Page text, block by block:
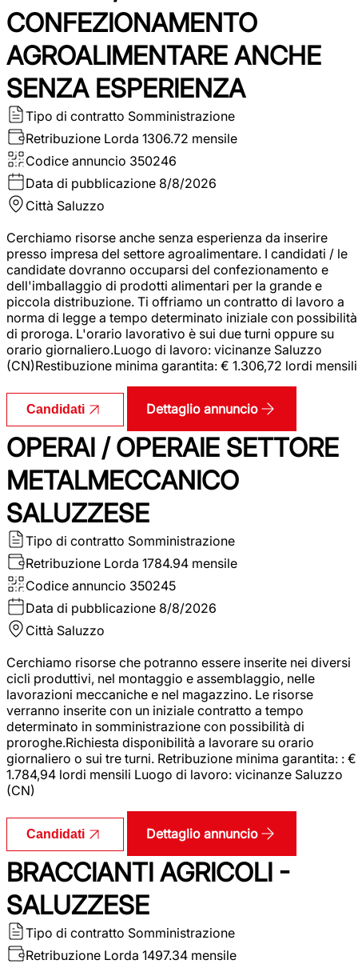
CONFEZIONAMENTO
AGROALIMENTARE ANCHE
SENZA ESPERIENZA
Tipo di contratto Somministrazione
Retribuzione Lorda 1306.72 mensile
Codice annuncio 350246
Data di pubblicazione 8/8/2026
Città Saluzzo
Cerchiamo risorse anche senza esperienza da inserire
presso impresa del settore agroalimentare. I candidati / le
candidate dovranno occuparsi del confezionamento e
dell'imballaggio di prodotti alimentari per la grande e
piccola distribuzione. Ti offriamo un contratto di lavoro a
norma di legge a tempo determinato iniziale con possibilità
di proroga. L'orario lavorativo è sui due turni oppure su
orario giornaliero.Luogo di lavoro: vicinanze Saluzzo
(CN)Restibuzione minima garantita: € 1.306,72 lordi mensili
Candidati Dettaglio annuncio
OPERAI / OPERAIE SETTORE
METALMECCANICO
SALUZZESE
Tipo di contratto Somministrazione
Retribuzione Lorda 1784.94 mensile
Codice annuncio 350245
Data di pubblicazione 8/8/2026
Città Saluzzo
Cerchiamo risorse che potranno essere inserite nei diversi
cicli produttivi, nel montaggio e assemblaggio, nelle
lavorazioni meccaniche e nel magazzino. Le risorse
verranno inserite con un iniziale contratto a tempo
determinato in somministrazione con possibilità di
proroghe.Richiesta disponibilità a lavorare su orario
giornaliero o sui tre turni. Retribuzione minima garantita: : €
1.784,94 lordi mensili Luogo di lavoro: vicinanze Saluzzo
(CN)
Candidati Dettaglio annuncio
BRACCIANTI AGRICOLI -
SALUZZESE
Tipo di contratto Somministrazione
Retribuzione Lorda 1497.34 mensile